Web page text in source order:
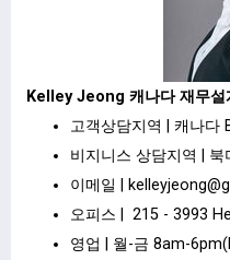
Kelley Jeong 캐나다 재무설
고객상담지역 | 캐나다
비지니스 상담지역 |
이메일 |
오피스 | 215 - 3993
영업 | 월-금 8am-